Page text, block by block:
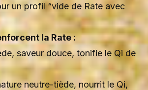
un profil “vide de Rate avec
la Rate :
saveur douce, tonifie le Qi de
neutre-tiède, nourrit le Qi,